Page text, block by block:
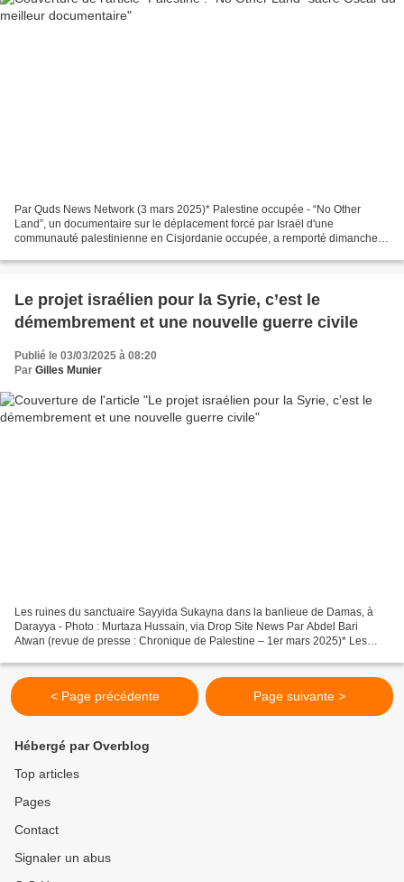
Par Quds News Network (3 mars 2025)* Palestine occupée - “No Other
Land”, un documentaire sur le déplacement forcé par Israël d'une
communauté palestinienne en Cisjordanie occupée, a remporté dimanche
Le projet israélien pour la Syrie, c’est le
démembrement et une nouvelle guerre civile
Publié le 03/03/2025 à 08:20
Par Gilles Munier
Les ruines du sanctuaire Sayyida Sukayna dans la banlieue de Damas, à
Darayya - Photo : Murtaza Hussain, via Drop Site News Par Abdel Bari
Atwan (revue de presse : Chronique de Palestine – 1er mars 2025)* Les
< Page précédente Page suivante >
Hébergé par Overblog
Top articles
Pages
Contact
Signaler un abus